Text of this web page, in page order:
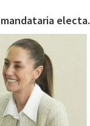
electa.